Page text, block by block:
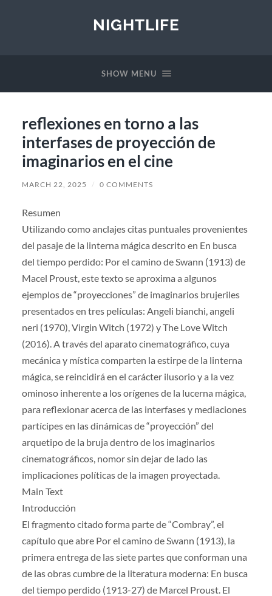
NIGHTLIFE
SHOW MENU
reflexiones en torno a las
interfases de proyección de
imaginarios en el cine
MARCH 22, 2025 / 0 COMMENTS
Resumen
Utilizando como anclajes citas puntuales provenientes
del pasaje de la linterna mágica descrito en En busca
del tiempo perdido: Por el camino de Swann (1913) de
Macel Proust, este texto se aproxima a algunos
ejemplos de “proyecciones” de imaginarios brujeriles
presentados en tres películas: Angeli bianchi, angeli
neri (1970), Virgin Witch (1972) y The Love Witch
(2016). A través del aparato cinematográfico, cuya
mecánica y mística comparten la estirpe de la linterna
mágica, se reincidirá en el carácter ilusorio y a la vez
ominoso inherente a los orígenes de la lucerna mágica,
para reflexionar acerca de las interfases y mediaciones
partícipes en las dinámicas de “proyección” del
arquetipo de la bruja dentro de los imaginarios
cinematográficos, nomor sin dejar de lado las
implicaciones políticas de la imagen proyectada.
Main Text
Introducción
El fragmento citado forma parte de “Combray”, el
capítulo que abre Por el camino de Swann (1913), la
primera entrega de las siete partes que conforman una
de las obras cumbre de la literatura moderna: En busca
del tiempo perdido (1913-27) de Marcel Proust. El